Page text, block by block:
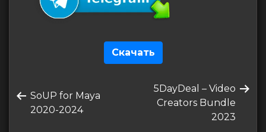
Скачать
по
записям
Предыдущая
запись
SoUP for Maya
2020-2024
Следующая
запись
5DayDeal – Video
Creators Bundle
2023